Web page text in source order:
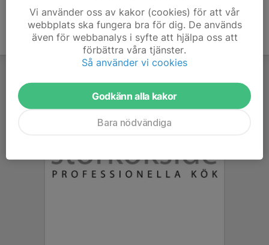
Vi använder oss av kakor (cookies) för att vår
webbplats ska fungera bra för dig. De används
även för webbanalys i syfte att hjälpa oss att
förbättra våra tjänster.
Så använder vi cookies
Godkänn alla kakor
Bara nödvändiga